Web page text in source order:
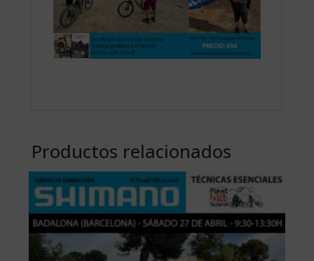
Productos relacionados